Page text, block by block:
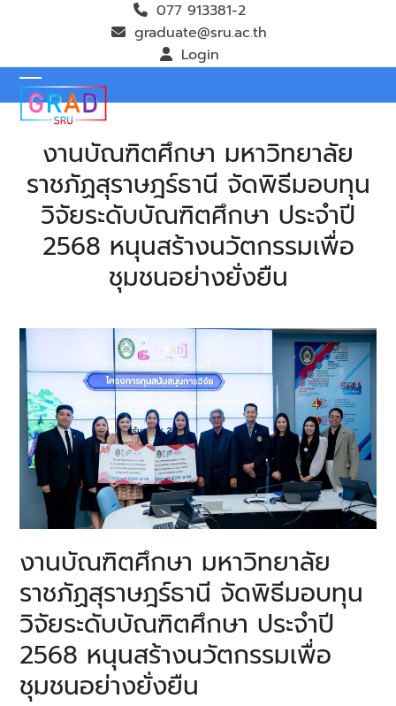
077 913381-2
graduate@sru.ac.th
Login
Open
mobile
menu
Close
mobile
menu
งานบัณฑิตศึกษา มหาวิทยาลัย
ราชภัฏสุราษฎร์ธานี จัดพิธีมอบทุน
วิจัยระดับบัณฑิตศึกษา ประจำปี
2568 หนุนสร้างนวัตกรรมเพื่อ
ชุมชนอย่างยั่งยืน
งานบัณฑิตศึกษา มหาวิทยาลัย
ราชภัฏสุราษฎร์ธานี จัดพิธีมอบทุน
วิจัยระดับบัณฑิตศึกษา ประจำปี
2568 หนุนสร้างนวัตกรรมเพื่อ
ชุมชนอย่างยั่งยืน